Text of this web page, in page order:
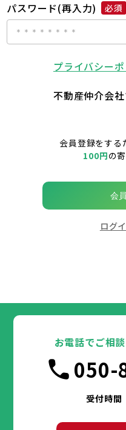
パスワード(再入力) 必須
プライバシー
不動産仲介会
会員登録をする
100円の
会
ログ
お電話でご相
050-
受付時間